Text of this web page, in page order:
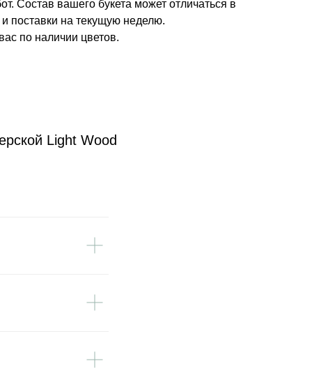
Состав вашего букета может отличаться в
поставки на текущую неделю.
по наличии цветов.
Light Wood